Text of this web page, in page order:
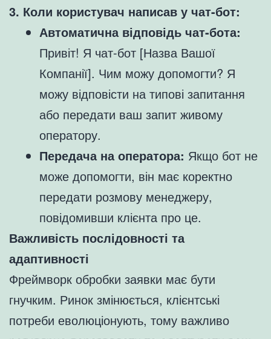
3. Коли користувач написав у чат-бот:
Автоматична відповідь чат-бота:
Привіт! Я чат-бот [Назва Вашої
Компанії]. Чим можу допомогти? Я
можу відповісти на типові запитання
або передати ваш запит живому
оператору.
Передача на оператора: Якщо бот не
може допомогти, він має коректно
передати розмову менеджеру,
повідомивши клієнта про це.
Важливість послідовності та
адаптивності
Фреймворк обробки заявки має бути
гнучким. Ринок змінюється, клієнтські
потреби еволюціонують, тому важливо